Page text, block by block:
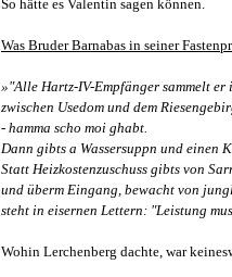
So hätte es Valentin sagen können.
Was Bruder Barnabas in seiner
»"Alle Hartz-IV-Empfänger sammelt
zwischen Usedom und dem
- hamma scho moi ghabt.
Dann gibts a Wassersuppn und einen
Statt Heizkostenzuschuss gibts von
und überm Eingang, bewacht von
steht in eisernen Lettern: "Leistung
Wohin Lerchenberg dachte, war